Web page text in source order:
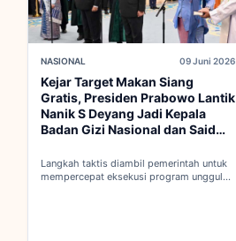
NASIONAL 09 Juni 2026
Kejar Target Makan Siang
Gratis, Presiden Prabowo Lantik
Nanik S Deyang Jadi Kepala
Badan Gizi Nasional dan Said
Langkah taktis diambil pemerintah untuk
mempercepat eksekusi program unggulan